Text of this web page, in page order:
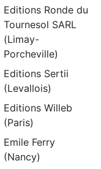
Editions Ronde du
Tournesol SARL
(Limay-
Porcheville)
Editions Sertii
(Levallois)
Editions Willeb
(Paris)
Emile Ferry
(Nancy)